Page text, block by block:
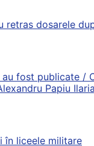
retras dosarele
fost publicate /
Papiu
în liceele militare